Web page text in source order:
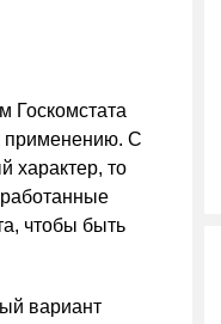
Госкомстата
применению. С
характер, то
чтобы быть
вариант